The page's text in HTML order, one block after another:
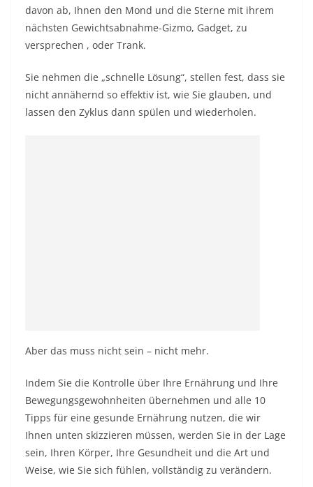
davon ab, Ihnen den Mond und die Sterne mit ihrem
nächsten Gewichtsabnahme-Gizmo, Gadget, zu
versprechen , oder Trank.
Sie nehmen die „schnelle Lösung“, stellen fest, dass sie
nicht annähernd so effektiv ist, wie Sie glauben, und
lassen den Zyklus dann spülen und wiederholen.
Aber das muss nicht sein – nicht mehr.
Indem Sie die Kontrolle über Ihre Ernährung und Ihre
Bewegungsgewohnheiten übernehmen und alle 10
Tipps für eine gesunde Ernährung nutzen, die wir
Ihnen unten skizzieren müssen, werden Sie in der Lage
sein, Ihren Körper, Ihre Gesundheit und die Art und
Weise, wie Sie sich fühlen, vollständig zu verändern.